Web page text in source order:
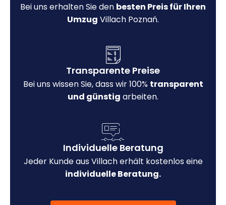
Bei uns erhalten Sie den besten Preis für Ihren
Umzug Villach Poznań.
Transparente Preise
Bei uns wissen Sie, dass wir 100% transparent
und günstig arbeiten.
Individuelle Beratung
Jeder Kunde aus Villach erhält kostenlos eine
individuelle Beratung.